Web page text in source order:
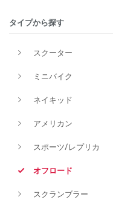
タイプから探す
スクーター
ミニバイク
ネイキッド
アメリカン
スポーツ/レプリカ
オフロード
スクランブラー
価格